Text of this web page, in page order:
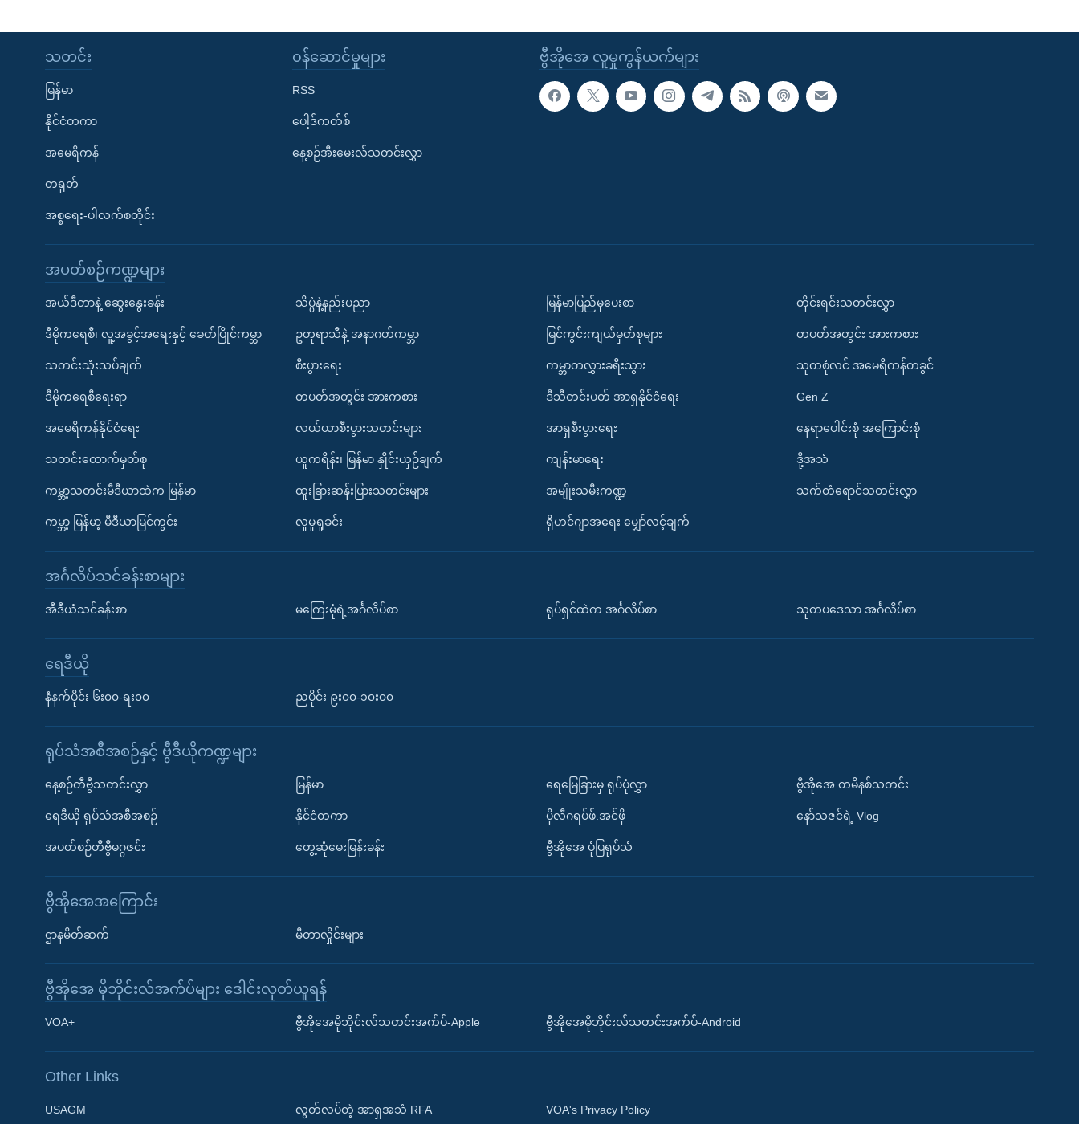
Learning English
ဗွီအိုအေ လူမှုကွန်ယက်များ
သတင်း
မြန်မာ
နိုင်ငံတကာ
အမေရိကန်
တရုတ်
အစ္စရေး-ပါလက်စတိုင်း
၀န်ဆောင်မှုများ
RSS
ပေါ့ဒ်ကတ်စ်
နေ့စဉ်အီးမေးလ်သတင်းလွှာ
အပတ်စဉ်ကဏ္ဍများ
အယ်ဒီတာနဲ့ ဆွေးနွေးခန်း
ဒီမိုကရေစီ၊ လူ့အခွင့်အရေးနှင့် ခေတ်ပြိုင်ကမ္ဘာ
သတင်းသုံးသပ်ချက်
ဒီမိုကရေစီရေးရာ
အမေရိကန်နိုင်ငံရေး
သတင်းထောက်မှတ်စု
ကမ္ဘာ့သတင်းမီဒီယာထဲက မြန်မာ
ကမ္ဘာ့ မြန်မာ့ မီဒီယာမြင်ကွင်း
သိပ္ပံနဲ့နည်းပညာ
ဥတုရာသီနဲ့ အနာဂတ်ကမ္ဘာ
စီးပွားရေး
တပတ်အတွင်း အားကစား
လယ်ယာစီးပွားသတင်းများ
ယူကရိန်း၊ မြန်မာ နှိုင်းယှဉ်ချက်
ထူးခြားဆန်းပြားသတင်းများ
လူမှုရှုခင်း
မြန်မာပြည်မှပေးစာ
မြင်ကွင်းကျယ်မှတ်စုများ
ကမ္ဘာတလွှားခရီးသွား
ဒီသီတင်းပတ် အာရှနိုင်ငံရေး
အာရှစီးပွားရေး
ကျန်းမာရေး
အမျိုးသမီးကဏ္ဍ
ရိုဟင်ဂျာအရေး မျှော်လင့်ချက်
တိုင်းရင်းသတင်းလွှာ
တပတ်အတွင်း အားကစား
သုတစုံလင် အမေရိကန်တခွင်
Gen Z
နေရာပေါင်းစုံ အကြောင်းစုံ
ဒို့အသံ
သက်တံရောင်သတင်းလွှာ
အင်္ဂလိပ်သင်ခန်းစာများ
အီဒီယံသင်ခန်းစာ မကြေးမုံရဲ့အင်္ဂလိပ်စာ ရုပ်ရှင်ထဲက အင်္ဂလိပ်စာ သုတပဒေသာ အင်္ဂလိပ်စာ
ရေဒီယို
နံနက်ပိုင်း ၆း၀၀-ရး၀၀ ညပိုင်း ၉း၀၀-၁၀း၀၀
ရုပ်သံအစီအစဉ်နှင့် ဗွီဒီယိုကဏ္ဍများ
နေ့စဉ်တီဗွီသတင်းလွှာ
ရေဒီယို ရုပ်သံအစီအစဉ်
အပတ်စဉ်တီဗွီမဂ္ဂဇင်း
မြန်မာ
နိုင်ငံတကာ
တွေ့ဆုံမေးမြန်းခန်း
ရေမြေခြားမှ ရုပ်ပုံလွှာ
ပိုလီဂရပ်ဖ်.အင်ဖို
ဗွီအိုအေ ပုံပြရုပ်သံ
ဗွီအိုအေ တမိနစ်သတင်း
နော်သဇင်ရဲ့ Vlog
ဗွီအိုအေအကြောင်း
ဌာနမိတ်ဆက် မီတာလှိုင်းများ
ဗွီအိုအေ မိုဘိုင်းလ်အက်ပ်များ ဒေါင်းလုတ်ယူရန်
VOA+ ဗွီအိုအေမိုဘိုင်းလ်သတင်းအက်ပ်-Apple ဗွီအိုအေမိုဘိုင်းလ်သတင်းအက်ပ်-Android
Other Links
USAGM လွတ်လပ်တဲ့ အာရှအသံ RFA VOA's Privacy Policy